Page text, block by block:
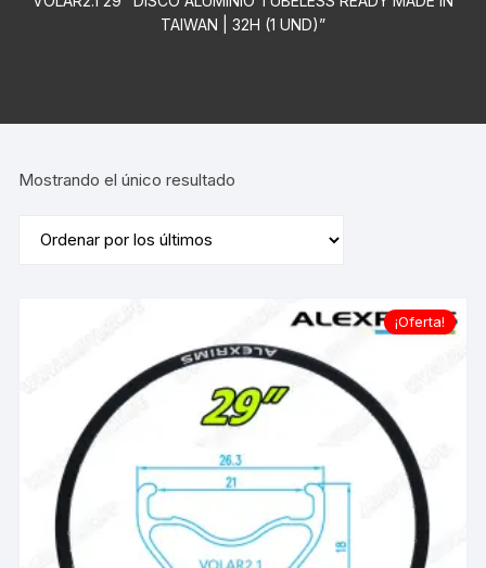
TAIWAN | 32H (1 UND)”
Mostrando el único resultado
¡Oferta!